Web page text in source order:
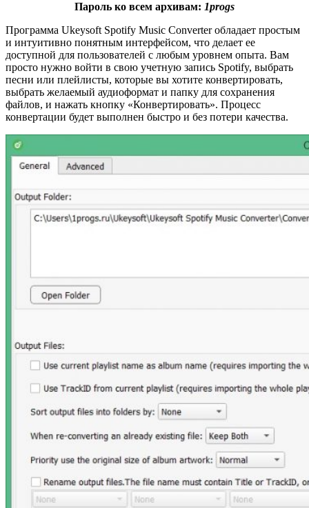
Пароль ко всем архивам: 1progs
Программа Ukeysoft Spotify Music Converter обладает простым
и интуитивно понятным интерфейсом, что делает ее
доступной для пользователей с любым уровнем опыта. Вам
просто нужно войти в свою учетную запись Spotify, выбрать
песни или плейлисты, которые вы хотите конвертировать,
выбрать желаемый аудиоформат и папку для сохранения
файлов, и нажать кнопку «Конвертировать». Процесс
конвертации будет выполнен быстро и без потери качества.